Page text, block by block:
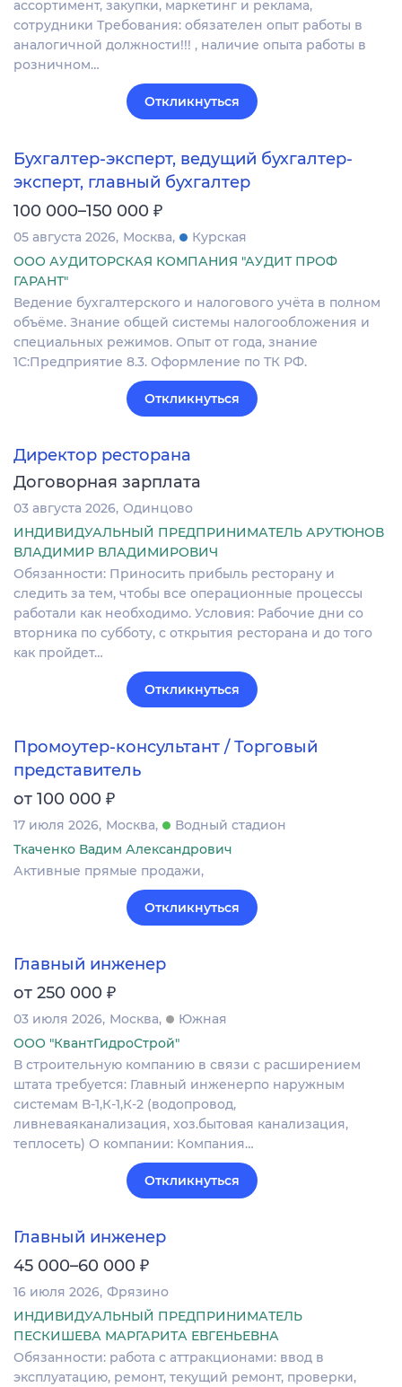
ассортимент, закупки, маркетинг и реклама,
сотрудники Требования: обязателен опыт работы в
аналогичной должности!!! , наличие опыта работы в
розничном…
Откликнуться
Бухгалтер-эксперт, ведущий бухгалтер-
эксперт, главный бухгалтер
100 000–150 000 ₽
05 августа 2026 Москва
Курская
ООО АУДИТОРСКАЯ КОМПАНИЯ "АУДИТ ПРОФ
ГАРАНТ"
Ведение бухгалтерского и налогового учёта в полном
объёме. Знание общей системы налогообложения и
специальных режимов. Опыт от года, знание
1С:Предприятие 8.3. Оформление по ТК РФ.
Откликнуться
Директор ресторана
Договорная зарплата
03 августа 2026 Одинцово
ИНДИВИДУАЛЬНЫЙ ПРЕДПРИНИМАТЕЛЬ АРУТЮНОВ
ВЛАДИМИР ВЛАДИМИРОВИЧ
Обязанности: Приносить прибыль ресторану и
следить за тем, чтобы все операционные процессы
работали как необходимо. Условия: Рабочие дни со
вторника по субботу, с открытия ресторана и до того
как пройдет…
Откликнуться
Промоутер-консультант / Торговый
представитель
от 100 000 ₽
17 июля 2026 Москва
Водный стадион
Ткаченко Вадим Александрович
Активные прямые продажи,
Откликнуться
Главный инженер
от 250 000 ₽
03 июля 2026 Москва
Южная
ООО "КвантГидроСтрой"
В строительную компанию в связи с расширением
штата требуется: Главный инженерпо наружным
системам В-1,К-1,К-2 (водопровод,
ливневаяканализация, хоз.бытовая канализация,
теплосеть) О компании: Компания…
Откликнуться
Главный инженер
45 000–60 000 ₽
16 июля 2026 Фрязино
ИНДИВИДУАЛЬНЫЙ ПРЕДПРИНИМАТЕЛЬ
ПЕСКИШЕВА МАРГАРИТА ЕВГЕНЬЕВНА
Обязанности: работа с аттракционами: ввод в
эксплуатацию, ремонт, текущий ремонт, проверки,